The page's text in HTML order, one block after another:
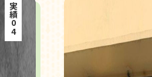
実績04